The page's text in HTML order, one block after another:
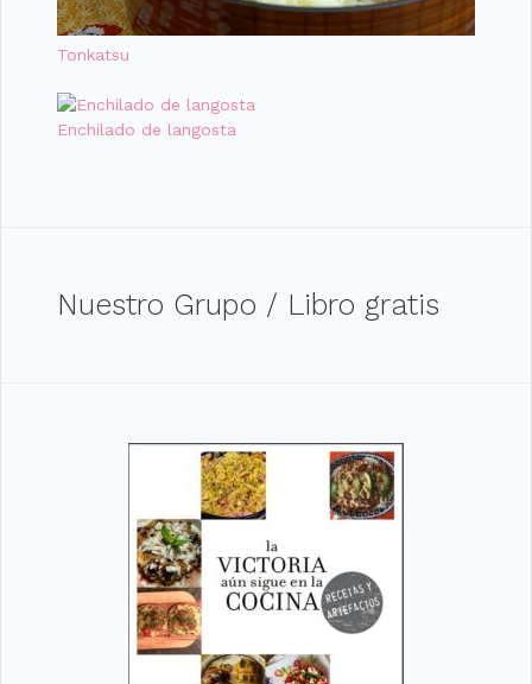
Tonkatsu
Enchilado de langosta
Nuestro Grupo / Libro gratis